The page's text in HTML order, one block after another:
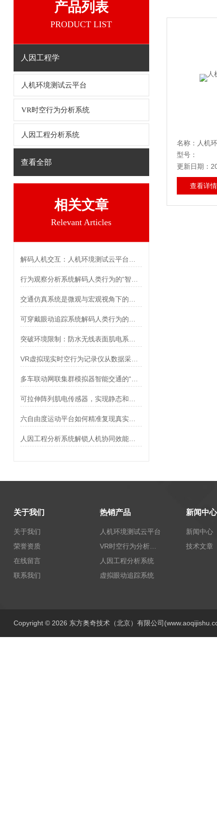
产品列表
PRODUCT LIST
人因工程学
人机环境测试云平台
VR时空行为分析系统
人因工程分析系统
查看全部
相关文章
Relevant Articles
名称：人机
型号：
更新日期：
查看详情
关于我们
关于我们
荣誉资质
在线留言
联系我们
热销产品
人机环境测试云平台
VR时空行为分析系统
人因工程分析系统
虚拟眼动追踪系统
新闻中心
新闻中心
技术文章
Copyright © 2026 东方奥奇技术（北京）有限公司